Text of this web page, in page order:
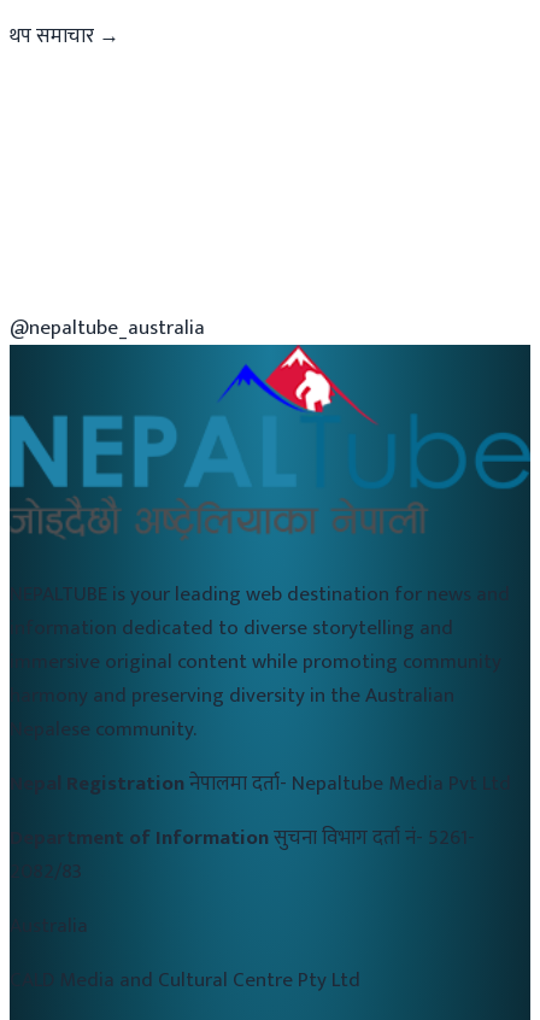
थप समाचार →
@nepaltube_australia
NEPALTUBE is your leading web destination for news and
information dedicated to diverse storytelling and
immersive original content while promoting community
harmony and preserving diversity in the Australian
Nepalese community.
Nepal Registrationनेपालमा दर्ता- Nepaltube Media Pvt Ltd
Department of Informationसुचना विभाग दर्ता नं- 5261-
2082/83
Australia
CALD Media and Cultural Centre Pty Ltd